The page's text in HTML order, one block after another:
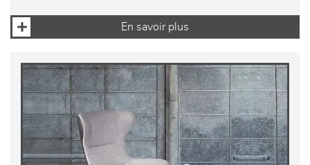
En savoir plus